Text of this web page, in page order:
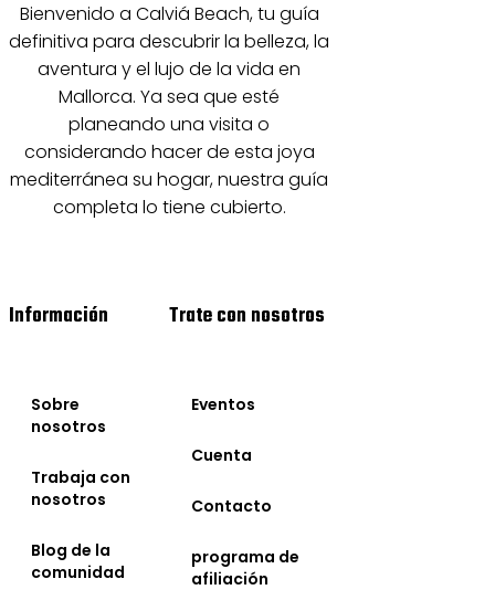
Bienvenido a Calviá Beach, tu guía
definitiva para descubrir la belleza, la
aventura y el lujo de la vida en
Mallorca. Ya sea que esté
planeando una visita o
considerando hacer de esta joya
mediterránea su hogar, nuestra guía
completa lo tiene cubierto.
Información
Sobre
nosotros
Trabaja con
nosotros
Blog de la
comunidad
Trate con nosotros
Eventos
Cuenta
Contacto
programa de
afiliación